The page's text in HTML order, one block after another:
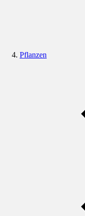
Pflanzen